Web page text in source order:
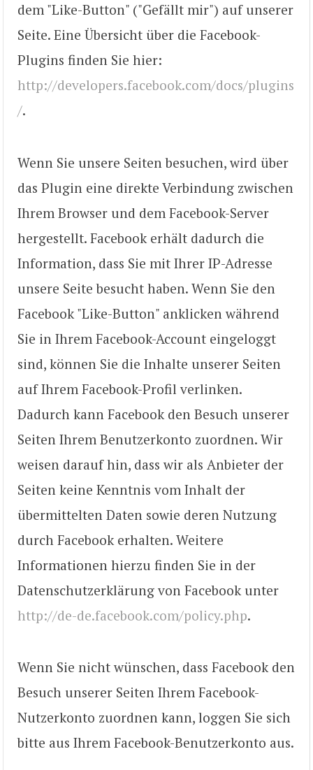
dem "Like-Button" ("Gefällt mir") auf unserer
Seite. Eine Übersicht über die Facebook-
Plugins finden Sie hier:
http://developers.facebook.com/docs/plugins
/.
Wenn Sie unsere Seiten besuchen, wird über
das Plugin eine direkte Verbindung zwischen
Ihrem Browser und dem Facebook-Server
hergestellt. Facebook erhält dadurch die
Information, dass Sie mit Ihrer IP-Adresse
unsere Seite besucht haben. Wenn Sie den
Facebook "Like-Button" anklicken während
Sie in Ihrem Facebook-Account eingeloggt
sind, können Sie die Inhalte unserer Seiten
auf Ihrem Facebook-Profil verlinken.
Dadurch kann Facebook den Besuch unserer
Seiten Ihrem Benutzerkonto zuordnen. Wir
weisen darauf hin, dass wir als Anbieter der
Seiten keine Kenntnis vom Inhalt der
übermittelten Daten sowie deren Nutzung
durch Facebook erhalten. Weitere
Informationen hierzu finden Sie in der
Datenschutzerklärung von Facebook unter
http://de-de.facebook.com/policy.php.
Wenn Sie nicht wünschen, dass Facebook den
Besuch unserer Seiten Ihrem Facebook-
Nutzerkonto zuordnen kann, loggen Sie sich
bitte aus Ihrem Facebook-Benutzerkonto aus.